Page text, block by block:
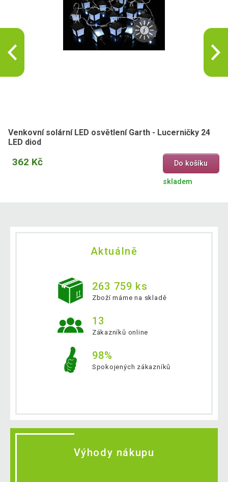
Venkovní solární LED osvětlení Garth - Lucerničky 24
LED diod
362 Kč Do košíku
skladem
Aktuálně
263 759 ks
Zboží máme na skladě
13
Zákazníků online
98%
Spokojených zákazníků
Výhody nákupu